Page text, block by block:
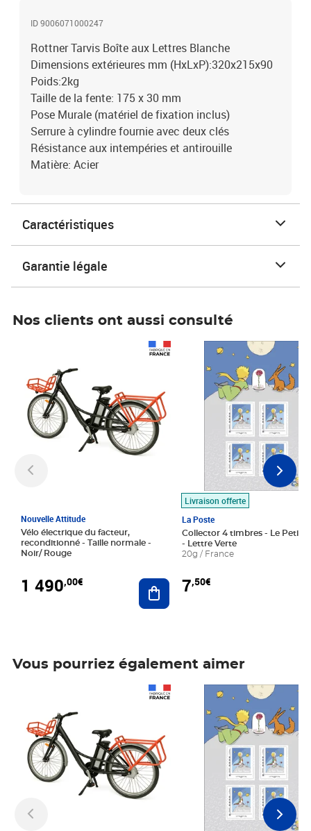
ID 9006071000247
Rottner Tarvis Boîte aux Lettres Blanche
Dimensions extérieures mm (HxLxP):320x215x90
Poids:2kg
Taille de la fente: 175 x 30 mm
Pose Murale (matériel de fixation inclus)
Serrure à cylindre fournie avec deux clés
Résistance aux intempéries et antirouille
Matière: Acier
Caractéristiques
Garantie légale
Nos clients ont aussi consulté
Nouvelle Attitude
Vélo électrique du facteur,
reconditionné - Taille normale -
Noir/ Rouge
1 490,00€ Ajouter au panier
Livraison offerte
La Poste
Collector 4 timbres - Le Petit
- Lettre Verte
20g / France
7,50€
Prix 7,50€
Vous pourriez également aimer
Prix 7,50€